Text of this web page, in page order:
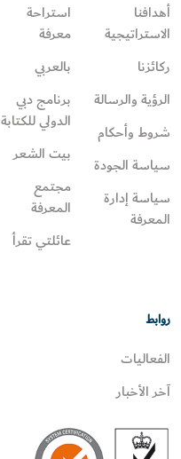
أهدافنا
الاستراتيجية
ركائزنا
الرؤية والرسالة
شروط وأحكام
سياسة الجودة
سياسة إدارة
المعرفة
استراحة
معرفة
بالعربي
برنامج دبي
الدولي للكتابة
بيت الشعر
مجتمع
المعرفة
عائلتي تقرأ‎
روابط
الفعاليات
آخر الأخبار